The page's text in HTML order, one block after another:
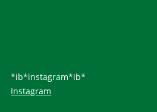
*ib*instagram*ib*
Instagram